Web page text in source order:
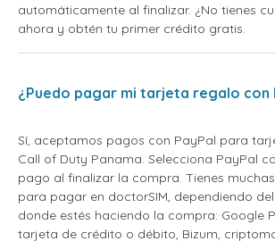
automáticamente al finalizar. ¿No tienes
ahora y obtén tu primer crédito gratis.
¿Puedo pagar mi tarjeta regalo con
Sí, aceptamos pagos con PayPal para
Call of Duty Panama. Selecciona PayPal
pago al finalizar la compra. Tienes
para pagar en doctorSIM, dependiendo
donde estés haciendo la compra: Google
tarjeta de crédito o débito, Bizum,